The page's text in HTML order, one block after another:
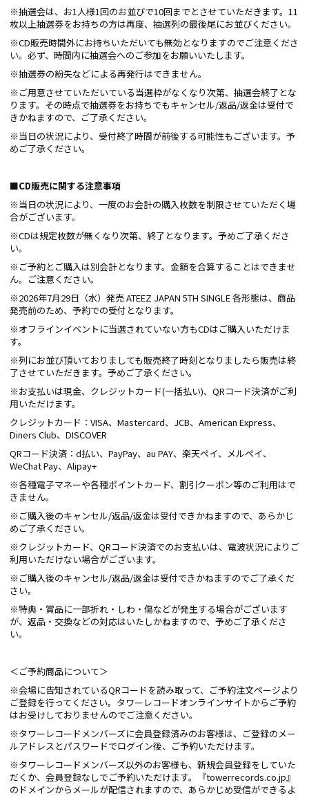
※抽選会は、お1人様1回のお並びで10回までとさせていただきます。11
枚以上抽選券をお持ちの方は再度、抽選列の最後尾にお並びください。
※CD販売時間外にお持ちいただいても無効となりますのでご注意くださ
い。必ず、時間内に抽選会へのご参加をお願いいたします。
※抽選券の紛失などによる再発行はできません。
※ご用意させていただいている当選枠がなくなり次第、抽選会終了とな
ります。その時点で抽選券をお持ちでもキャンセル/返品/返金は受付で
きかねますので、ご了承ください。
※当日の状況により、受付終了時間が前後する可能性もございます。予
めご了承ください。
■CD販売に関する注意事項
※当日の状況により、一度のお会計の購入枚数を制限させていただく場
合がございます。
※CDは規定枚数が無くなり次第、終了となります。予めご了承くださ
い。
※ご予約とご購入は別会計となります。金額を合算することはできませ
ん。ご注意ください。
※2026年7月29日（水）発売 ATEEZ JAPAN 5TH SINGLE 各形態は、商品
発売前のため、予約での受付となります。
※オフラインイベントに当選されていない方もCDはご購入いただけま
す。
※列にお並び頂いておりましても販売終了時刻となりましたら販売は終
了させていただきます。予めご了承ください。
※お支払いは現金、クレジットカード(一括払い)、QRコード決済がご利
用いただけます。
クレジットカード：VISA、Mastercard、JCB、American Express、
Diners Club、DISCOVER
QRコード決済：d払い、PayPay、au PAY、楽天ペイ、メルペイ、
WeChat Pay、Alipay+
※各種電子マネーや各種ポイントカード、割引クーポン等のご利用はで
きません。
※ご購入後のキャンセル/返品/返金は受付できかねますので、あらかじ
めご了承ください。
※クレジットカード、QRコード決済でのお支払いは、電波状況によりご
利用いただけない場合がございます。
※ご購入後のキャンセル/返品/返金は受付できかねますのでご了承くだ
さい。
※特典・賞品に一部折れ・しわ・傷などが発生する場合がございます
が、返品・交換などの対応はいたしかねますので、予めご了承くださ
い。
＜ご予約商品について＞
※会場に告知されているQRコードを読み取って、ご予約注文ページより
ご登録を行ってください。タワーレコードオンラインサイトからご予約
はお受けしておりませんのでご注意ください。
※タワーレコードメンバーズに会員登録済みのお客様は、ご登録のメー
ルアドレスとパスワードでログイン後、ご予約いただけます。
※タワーレコードメンバーズ以外のお客様も、新規会員登録をしていた
だくか、会員登録なしでご予約いただけます。『towerrecords.co.jp』
のドメインからメールが配信されますので、あらかじめ受信ができるよ